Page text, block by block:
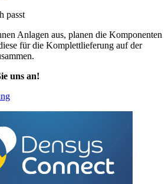
passt
Anlagen aus, planen die Komponenten
für die Komplettlieferung auf der
uns an!